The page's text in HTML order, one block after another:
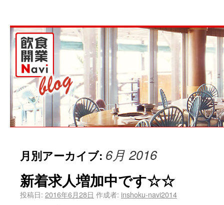
月別アーカイブ: 6月 2016
新着求人増加中です☆☆
投稿日: 2016年6月28日 作成者: inshoku-navi2014